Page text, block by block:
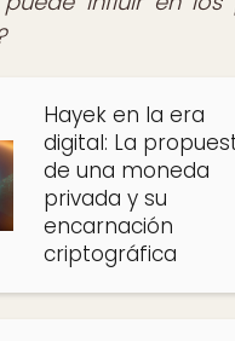
Hayek en la era
digital: La
de una moneda
privada y su
encarnación
criptográfica